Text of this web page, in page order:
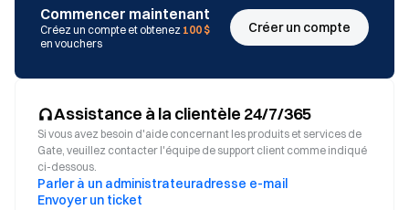
Commencer maintenant
Créez un compte et obtenez 100 $
en vouchers
Créer un compte
Assistance à la clientèle 24/7/365
Si vous avez besoin d'aide concernant les produits et services de
Gate, veuillez contacter l'équipe de support client comme indiqué
ci-dessous.
Parler à un administrateuradresse e-mail
Envoyer un ticket